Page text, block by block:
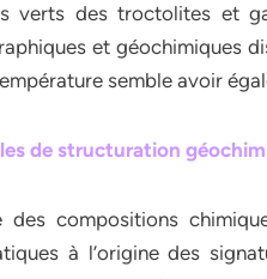
verts des troctolites et
et géochimiques
semble avoir
de structuration
des compositions
à l’origine des